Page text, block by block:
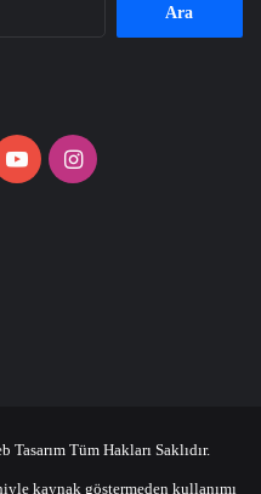
YouTubeInstagram
Tüm Hakları Saklıdır.
kaynak göstermeden kullanımı